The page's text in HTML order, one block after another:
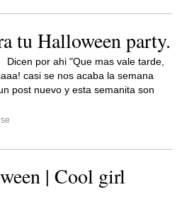
tu Halloween party.
Dicen por ahi "Que mas vale tarde,
casi se nos acaba la semana
post nuevo y esta semanita son
| Cool girl